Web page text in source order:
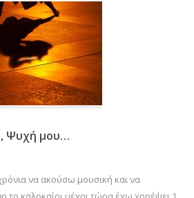
Ψυχή μου…
να ακούσω μουσική και να